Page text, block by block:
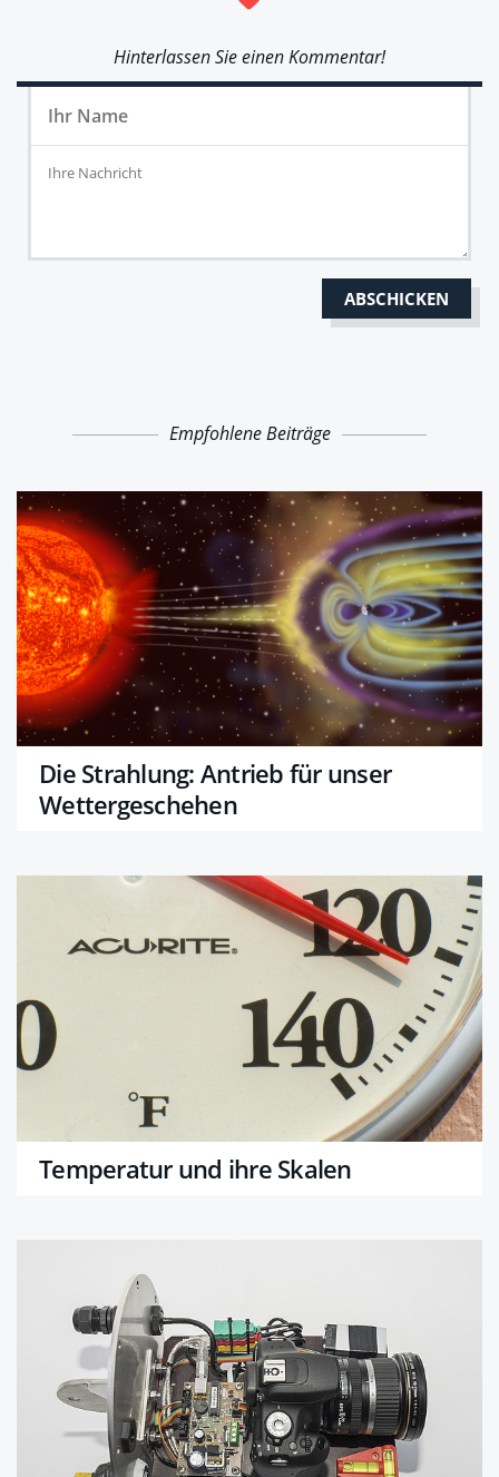
Hinterlassen Sie einen Kommentar!
Empfohlene Beiträge
Die Strahlung: Antrieb für unser
Wettergeschehen
Temperatur und ihre Skalen